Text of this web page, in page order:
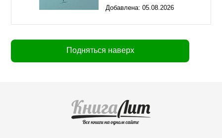
Добавлена: 05.08.2026
Подняться наверх